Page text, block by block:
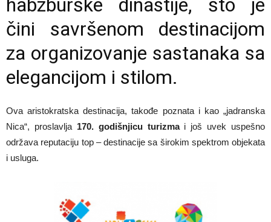
habzburške dinastije, što je
čini savršenom destinacijom
za organizovanje sastanaka sa
elegancijom i stilom.
Ova aristokratska destinacija, takođe poznata i kao „jadranska
Nica“, proslavlja 170. godišnjicu turizmai još uvek uspešno
održava reputaciju top – destinacije sa širokim spektrom objekata
i usluga.